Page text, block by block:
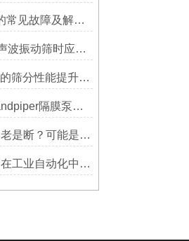
LoveJoy万向节的常见故障及解决方案
使用SonicSifter声波振动筛时应注意的几个方面
Tyler筛网振动筛的筛分性能提升技巧
在选购胜佰德Sandpiper隔膜泵时应该注意哪些关键参数？
Zero-Max联轴器老是断？可能是选型没考虑径向偏差
Zero-Max联轴器在工业自动化中的关键作用